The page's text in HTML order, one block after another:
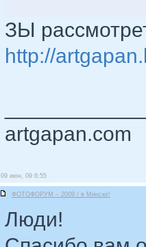
ЗЫ
http://
artgapan.com
09 июн, 09 6:55
ФОТОФОРУМ – 2009 / в Минске!
Люди!